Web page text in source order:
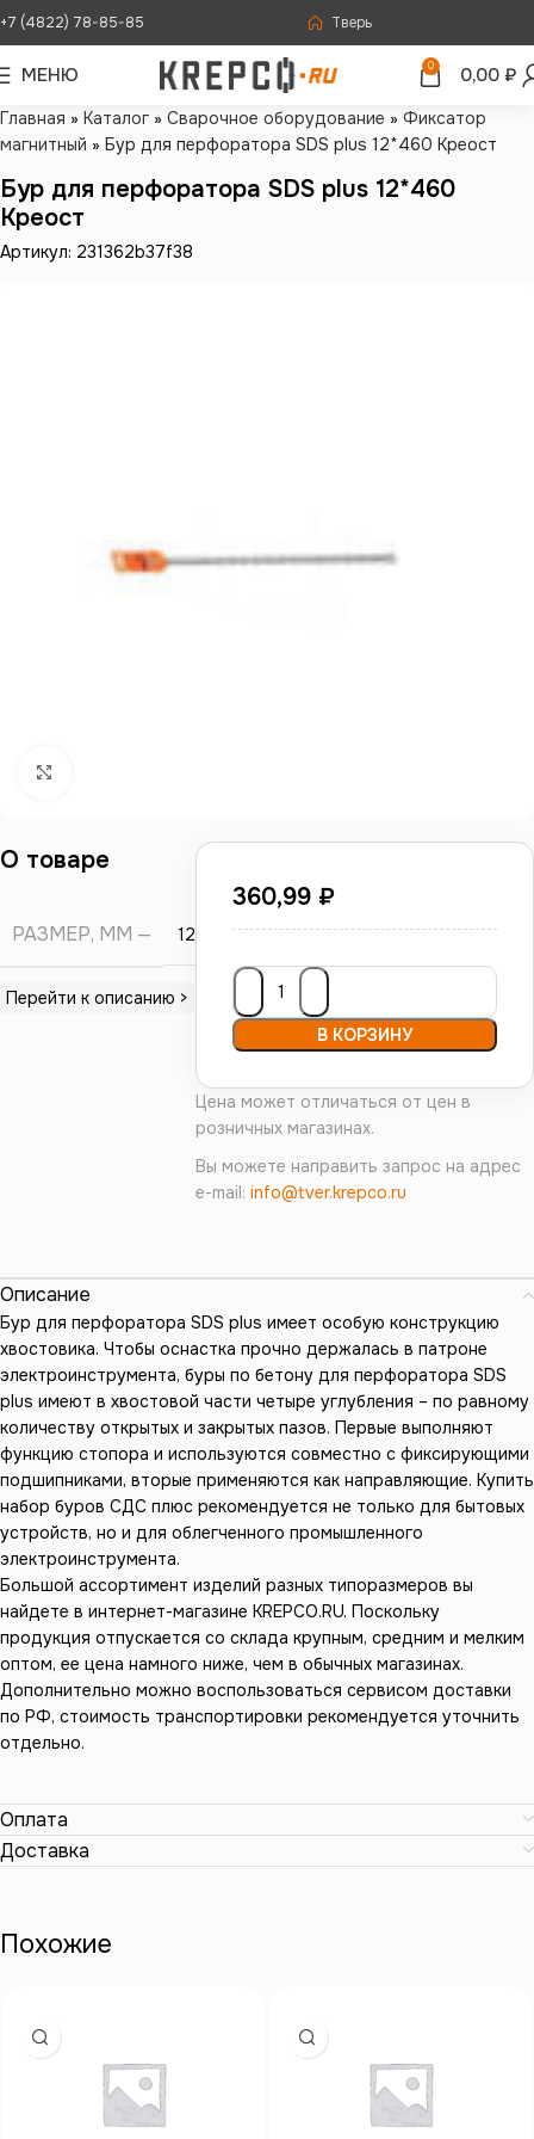
+7 (4822) 78-85-85 Тверь
МЕНЮ 0 0,00 ₽
Главная » Каталог » Сварочное оборудование » Фиксатор
магнитный » Бур для перфоратора SDS plus 12*460 Креост
Бур для перфоратора SDS plus 12*460
Креост
Артикул: 231362b37f38
360,99 ₽
В КОРЗИНУ
Цена может отличаться от цен в
розничных магазинах.
Вы можете направить запрос на адрес
e-mail: info@tver.krepco.ru
О товаре
РАЗМЕР, ММ 12*460
Перейти к описанию >
Описание
Бур для перфоратора SDS plus имеет особую конструкцию
хвостовика. Чтобы оснастка прочно держалась в патроне
электроинструмента, буры по бетону для перфоратора SDS
plus имеют в хвостовой части четыре углубления – по равному
количеству открытых и закрытых пазов. Первые выполняют
функцию стопора и используются совместно с фиксирующими
подшипниками, вторые применяются как направляющие. Купить
набор буров СДС плюс рекомендуется не только для бытовых
устройств, но и для облегченного промышленного
электроинструмента.
Большой ассортимент изделий разных типоразмеров вы
найдете в интернет-магазине KREPCO.RU. Поскольку
продукция отпускается со склада крупным, средним и мелким
оптом, ее цена намного ниже, чем в обычных магазинах.
Дополнительно можно воспользоваться сервисом доставки
по РФ, стоимость транспортировки рекомендуется уточнить
отдельно.
Оплата
Доставка
Похожие